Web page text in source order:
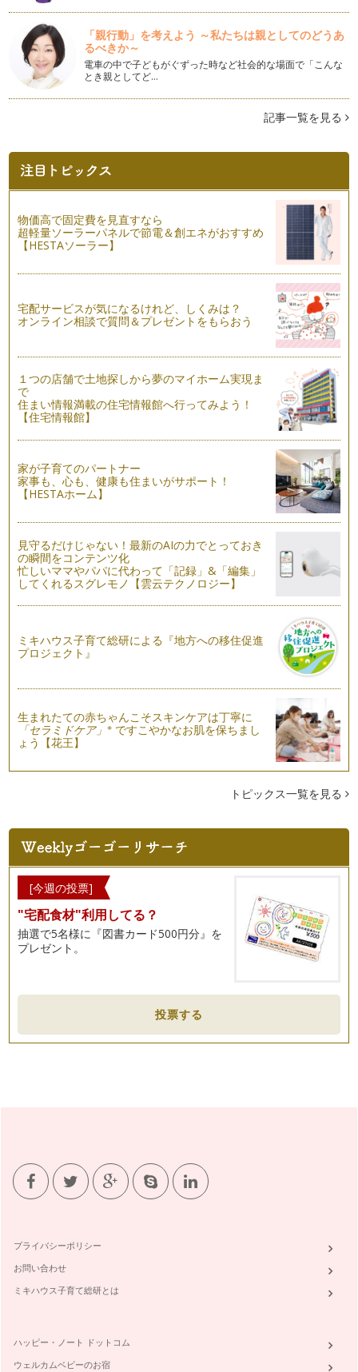
冬至とカボチャ
皆さん、こんにちは！ アクティブ野菜ソムリエの岩本 香で
す。 立冬を過ぎ、肌寒い日…
調味料のひみつ
皆さん、こんにちは！ アクティブ野菜ソムリエの岩本 香で
こんにちは！ アクティブ野菜ソムリエの 岩本香です。 一
雨ごとに秋が近づいているの…
こんにちは、アクティブ野菜ソムリエの岩本 香です。金木犀
の花の香りが漂い、秋の訪れを感じま…
ニンジンをもっと楽しもう♪
こんにちは！ アクティブ野菜ソムリエの 岩本 香です。
蝉の声から、少しずつ虫の声に代…
＜食育＞が好き嫌いをへらしていく
こんにちは！ アクティブ野菜ソムリエの 岩本 香です。9
月になり、長かった夏休みも終わりま…
変身上手な野菜～ナスぎらい克服しよう～
皆さん、こんにちは！アクティブ野菜ソムリエの 岩本 香で
す。夏休みに入りましたね。我が家は…
皆さん、こんにちは！アクティブ野菜ソムリエの 岩本 香
です。７月に入り、まだまだ不安定な…
す。梅雨もまっただ中！ でも、庭の…
野菜も大変身！ 親子で作ろう ジェリーサラダ♪
皆さん、こんにちは！野菜ソムリエの岩本 香 です。東京も
とうとう梅雨入りしましたね。家にこ…
野菜でスイーツ♪ 親子で作ろうトマトのブラマンジェ
こんにちは！ 野菜ソムリエの岩本 香です。今年もあっとい
こんにちは！野菜ソムリエの岩本 香です。少しずつ暑い日差
しが感じられるようになってきました…
緑色の野菜＝（ｲｺｰﾙ）苦手を打ち砕け！！
皆さん、こんにちは！ 野菜ソムリエの岩本 香です。 今回
のコラムでは、私の息子（現…
春だ！野菜を育ててみよう♪②～実践編～
桜が咲き始め、すっかり春ですね♪ 皆さんこんにちは、野菜
ソムリエの岩本 香です。 …
春だ！野菜を育ててみよう♪①～ねらい編～
春が近づいて来ましたね！ こんにちは！ 野菜ソムリエの岩
集団の力（ちから）～野菜ぎらい克服塾の現場から～
みなさん、こんにちは！ 野菜ソムリエの岩本 香です。 も
う3月！ 春は子どもたちにとっ…
したが、まだまだ寒い日が続…
野菜ぎらいの克服へ～食べないステップ～
味の記憶は忘れない～離乳食と野菜～
皆さん、こんにちは！ 野菜ソムリエで二児の母、岩本 香で
す。これから一年間、親子で…
「親行動」を考えよう ～私たちは親としてのどうあ
るべきか～
電車の中で子どもがぐずった時など社会的な場面で「こんな
とき親としてど…
記事一覧を見る
物価高で固定費を見直すなら
超軽量ソーラーパネルで節電＆創エネがおすすめ
【HESTAソーラー】
宅配サービスが気になるけれど、しくみは？
オンライン相談で質問＆プレゼントをもらおう
１つの店舗で土地探しから夢のマイホーム実現ま
で
住まい情報満載の住宅情報館へ行ってみよう！
【住宅情報館】
家が子育てのパートナー
家事も、心も、健康も住まいがサポート！
【HESTAホーム】
見守るだけじゃない！最新のAIの力でとっておき
の瞬間をコンテンツ化
忙しいママやパパに代わって「記録」&「編集」
してくれるスグレモノ【雲云テクノロジー】
ミキハウス子育て総研による『地方への移住促進
プロジェクト』
生まれたての赤ちゃんこそスキンケアは丁寧に
「セラミドケア」※ ですこやかなお肌を保ちまし
ょう【花王】
トピックス一覧を見る
[今週の投票]
"宅配食材"利用してる？
抽選で5名様に『図書カード500円分』を
プレゼント。
投票する
プライバシーポリシー
お問い合わせ
ミキハウス子育て総研とは
ハッピー・ノート ドットコム
ウェルカムベビーのお宿